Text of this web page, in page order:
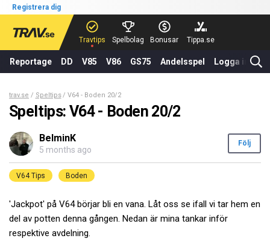
Registrera dig
Travtips Spelbolag Bonusar Tippa.se
Reportage DD V85 V86 GS75 Andelsspel Logga in
trav.se Speltips V64 - Boden 20/2
Speltips: V64 - Boden 20/2
BelminK
5 months ago
Följ
V64 Tips Boden
'Jackpot' på V64 börjar bli en vana. Låt oss se ifall vi tar hem en
del av potten denna gången. Nedan är mina tankar inför
respektive avdelning.